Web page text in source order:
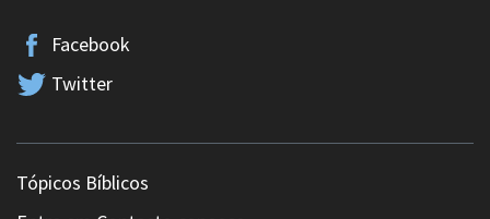
Facebook
Twitter
Tópicos Bíblicos